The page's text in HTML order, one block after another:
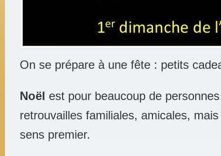
On se prépare à une fête : petits
Noël est pour beaucoup de personnes
retrouvailles familiales, amicales,
sens premier.